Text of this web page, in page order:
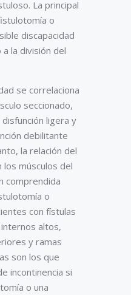
La principal
o
discapacidad
la división del
se correlaciona
seccionado,
ligera y
debilitante
la relación del
músculos del
comprendida
o
con fístulas
altos,
y ramas
son los que
incontinencia si
o una